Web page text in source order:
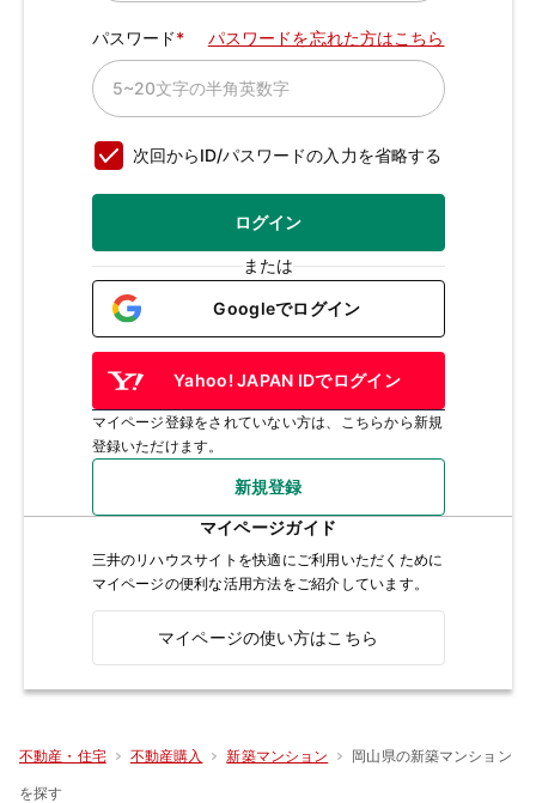
パスワード パスワードを忘れた方はこちら
次回からID/パスワードの入力を省略する
ログイン
または
Googleでログイン
Yahoo! JAPAN IDでログイン
マイページ登録をされていない方は、こちらから新規
登録いただけます。
新規登録
マイページガイド
三井のリハウスサイトを快適にご利用いただくために
マイページの便利な活用方法をご紹介しています。
マイページの使い方はこちら
不動産・住宅 不動産購入 新築マンション 岡山県の新築マンション
を探す